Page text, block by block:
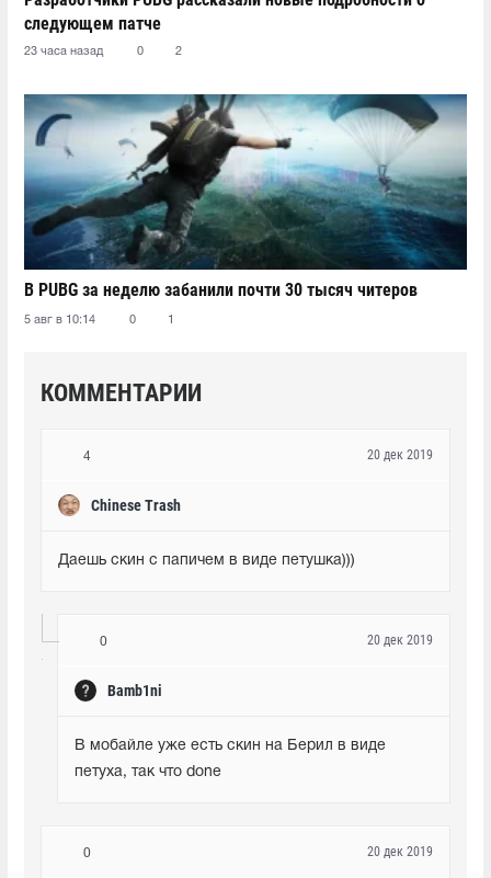
следующем патче
23 часа назад 0 2
В PUBG за неделю забанили почти 30 тысяч читеров
5 авг в 10:14 0 1
КОММЕНТАРИИ
4
Chinese Trash
20 дек 2019
Даешь скин с папичем в виде петушка)))
0
Bamb1ni
20 дек 2019
В мобайле уже есть скин на Берил в виде
петуха, так что done
0 20 дек 2019